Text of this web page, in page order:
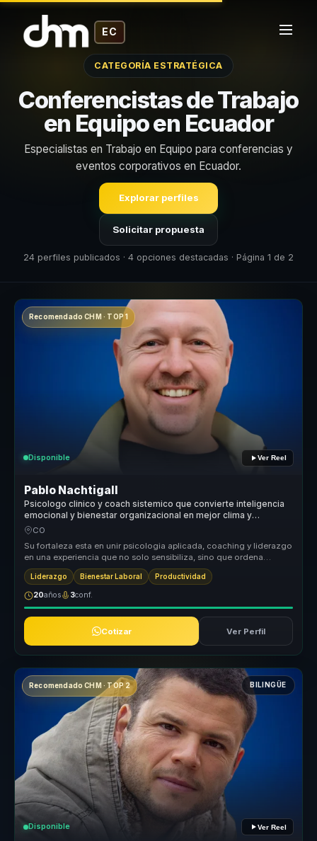
EC
CATEGORÍA ESTRATÉGICA
Conferencistas de Trabajo
en Equipo en Ecuador
Especialistas en Trabajo en Equipo para conferencias y
eventos corporativos en Ecuador.
Explorar perfiles
Solicitar propuesta
24 perfiles publicados · 4 opciones destacadas · Página 1 de 2
Recomendado CHM · TOP 1
Disponible Ver Reel
Pablo Nachtigall
Psicologo clinico y coach sistemico que convierte inteligencia
emocional y bienestar organizacional en mejor clima y
desempeno para lideres y equipos.
CO
Su fortaleza esta en unir psicologia aplicada, coaching y liderazgo
en una experiencia que no solo sensibiliza, sino que ordena
conversac...
Liderazgo Bienestar Laboral Productividad
20años 3conf.
Cotizar Ver Perfil
Recomendado CHM · TOP 2 BILINGÜE
Disponible Ver Reel